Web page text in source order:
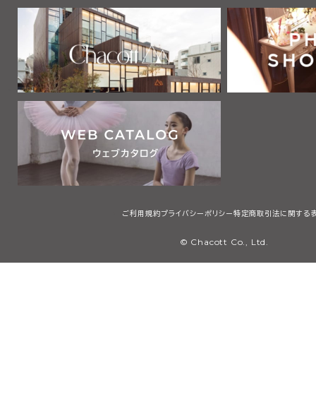
ご利用規約プライバシーポリシー 特定商取引法に関する
© Chacott Co., Ltd.